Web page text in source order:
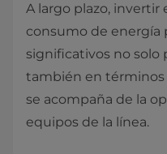
A largo plazo, invertir
consumo de energía
significativos no solo
también en términos
se acompaña de la
equipos de la línea.